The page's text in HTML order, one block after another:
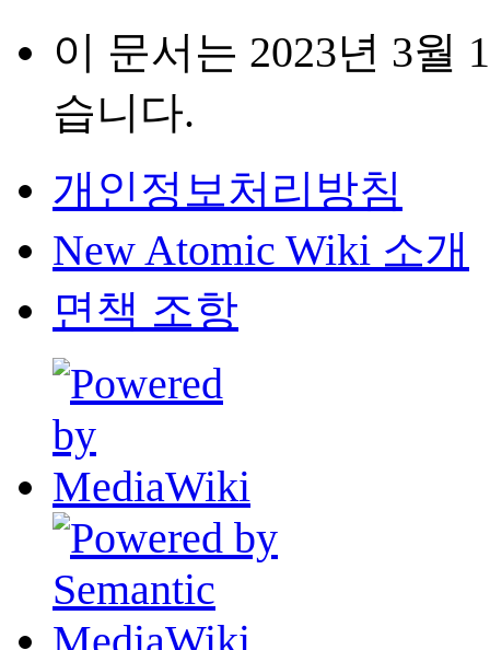
이 문서는 2023년 3월
습니다.
개인정보처리방침
New Atomic Wiki 소개
면책 조항